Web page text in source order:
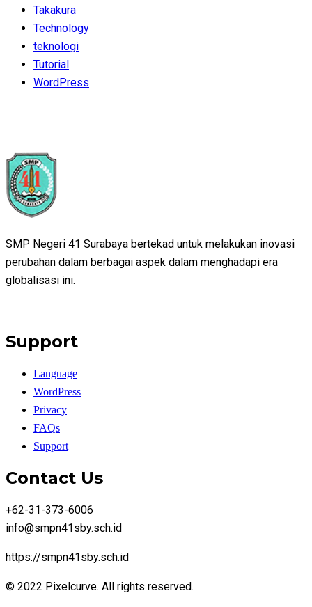
Takakura
Technology
teknologi
Tutorial
WordPress
SMP Negeri 41 Surabaya bertekad untuk melakukan inovasi
perubahan dalam berbagai aspek dalam menghadapi era
globalisasi ini.
Support
Language
WordPress
Privacy
FAQs
Support
Contact Us
+62-31-373-6006
info@smpn41sby.sch.id
https://smpn41sby.sch.id
© 2022 Pixelcurve. All rights reserved.